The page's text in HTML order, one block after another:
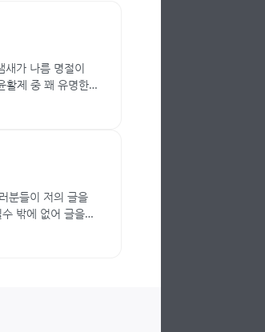
새가 나름 명절이
활제 중 꽤 유명한
분들이 저의 글을
밖에 없어 글을